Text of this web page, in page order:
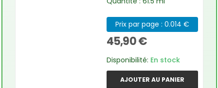
Prix par page : 0.014 €
45,90 €
Disponibilité: En stock
AJOUTER AU PANIER